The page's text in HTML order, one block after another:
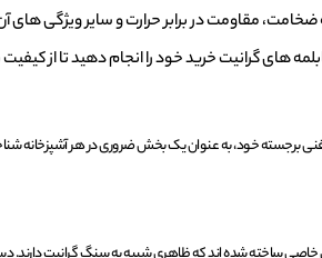
مقاومت در برابر حرارت و سایر ویژگی
های گرانیت خرید خود را انجام دهید تا از
برجسته خود، به ‌عنوان یک بخش ضروری در هر آشپزخانه